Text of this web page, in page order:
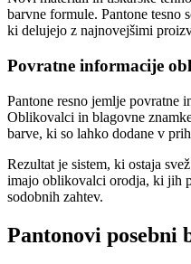
barvne formule. Pantone tesno
ki delujejo z najnovejšimi
Povratne informacije
Pantone resno jemlje povratne
Oblikovalci in blagovne
barve, ki so lahko dodane v
Rezultat je sistem, ki ostaja
imajo oblikovalci orodja, ki jih
sodobnih zahtev.
Pantonovi posebni